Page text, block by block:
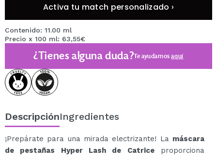
Activa tu match personalizado ›
Contenido: 11.00 ml
Precio x 100 ml: 63,55€
¿Tienes alguna duda?Te ayudamosaquí
DescripciónIngredientes
¡Prepárate para una mirada electrizante! La máscara
de pestañas Hyper Lash de Catriceproporciona